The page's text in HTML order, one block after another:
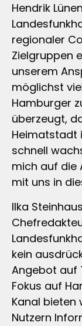
Hendrik
regionaler
Zielgruppen
unserem
möglichst
Hamburger
überzeugt,
Heimatstadt
schnell
mich auf die
mit uns in
Ilka
kein
Angebot auf
Fokus auf
Kanal bieten
Nutzern